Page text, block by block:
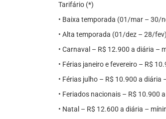
Tarifário (*)
• Baixa temporada (01/mar – 30/
• Alta temporada (01/dez – 28/
• Carnaval – R$ 12.900 a diária –
• Férias janeiro e fevereiro – R$
• Férias julho – R$ 10.900 a diária
• Feriados nacionais – R$ 10.900
• Natal – R$ 12.600 a diária –